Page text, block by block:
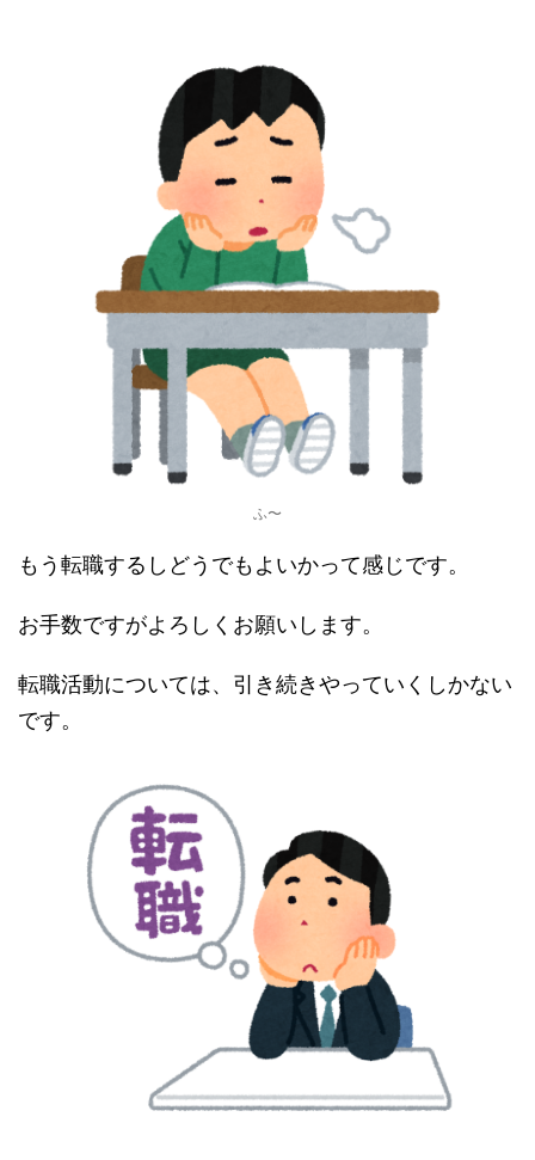
ふ〜
もう転職するしどうでもよいかって感じです。
お手数ですがよろしくお願いします。
転職活動については、引き続きやっていくしかない
です。